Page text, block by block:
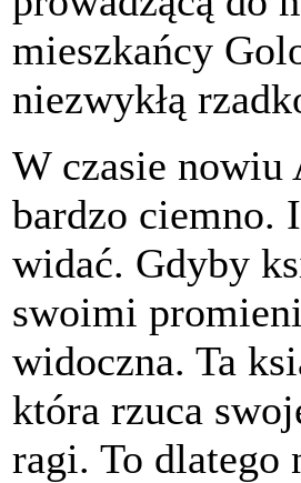
mieszkańcy
niezwykłą
W czasie nowiu
bardzo ciemno.
widać. Gdyby
swoimi
widoczna. Ta
która rzuca
ragi. To dlatego